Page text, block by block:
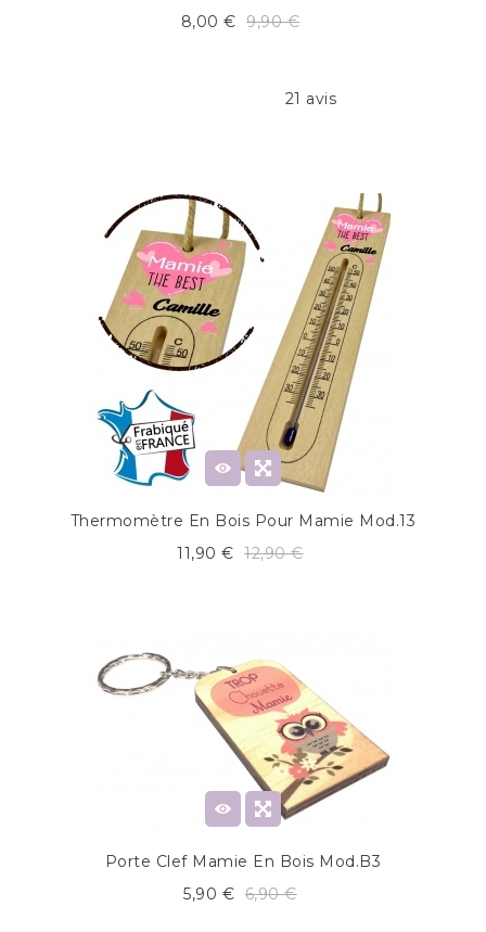
8,00 € 9,90 €
21 avis
Thermomètre En Bois Pour Mamie Mod.13
11,90 € 12,90 €
Porte Clef Mamie En Bois Mod.B3
5,90 € 6,90 €